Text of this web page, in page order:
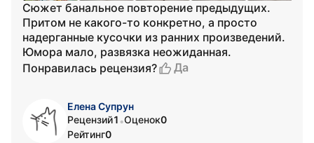
Сюжет банальное повторение предыдущих.
Притом не какого-то конкретно, а просто
надерганные кусочки из ранних произведений.
Юмора мало, развязка неожиданная.
Понравилась рецензия?
Да
Елена Супрун
Рецензий1 •Оценок0
Рейтинг0